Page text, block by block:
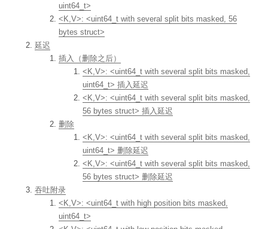
uint64_t>
<K,V>: <uint64_t with several split bits masked, 56
bytes struct>
延迟
插入（删除之后）
<K,V>: <uint64_t with several split bits masked,
uint64_t> 插入延迟
<K,V>: <uint64_t with several split bits masked,
56 bytes struct> 插入延迟
删除
<K,V>: <uint64_t with several split bits masked,
uint64_t> 删除延迟
<K,V>: <uint64_t with several split bits masked,
56 bytes struct> 删除延迟
吞吐附录
<K,V>: <uint64_t with high position bits masked,
uint64_t>